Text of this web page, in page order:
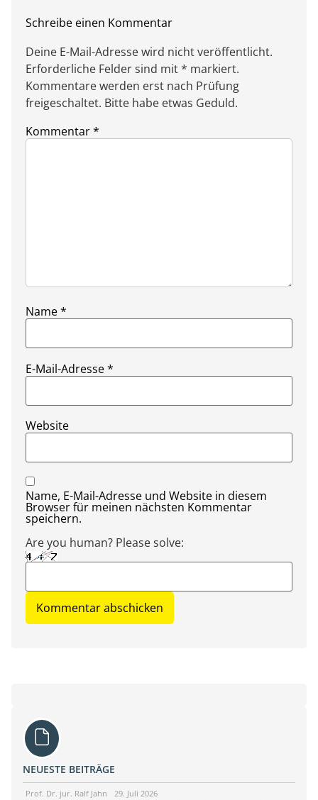
Schreibe einen Kommentar
Deine E-Mail-Adresse wird nicht veröffentlicht.
Erforderliche Felder sind mit * markiert.
Kommentare werden erst nach Prüfung
freigeschaltet. Bitte habe etwas Geduld.
Kommentar*
Name*
E-Mail-Adresse*
Website
Name, E-Mail-Adresse und Website in diesem
Browser für meinen nächsten Kommentar
speichern.
Are you human? Please solve:
NEUESTE BEITRÄGE
Prof. Dr. jur. Ralf Jahn 29. Juli 2026